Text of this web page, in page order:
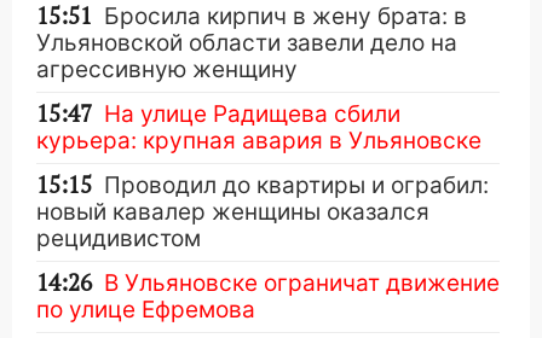
15:51 Бросила кирпич в жену брата: в
Ульяновской области завели дело на
агрессивную женщину
15:47 На улице Радищева сбили
курьера: крупная авария в Ульяновске
15:15 Проводил до квартиры и ограбил:
новый кавалер женщины оказался
рецидивистом
14:26 В Ульяновске ограничат движение
по улице Ефремова